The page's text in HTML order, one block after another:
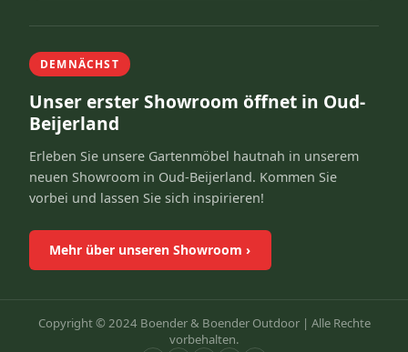
DEMNÄCHST
Unser erster Showroom öffnet in Oud-
Beijerland
Erleben Sie unsere Gartenmöbel hautnah in unserem
neuen Showroom in Oud-Beijerland. Kommen Sie
vorbei und lassen Sie sich inspirieren!
Mehr über unseren Showroom ›
Copyright © 2024 Boender & Boender Outdoor | Alle Rechte
vorbehalten.